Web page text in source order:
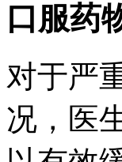
口服药
对于严
况，医